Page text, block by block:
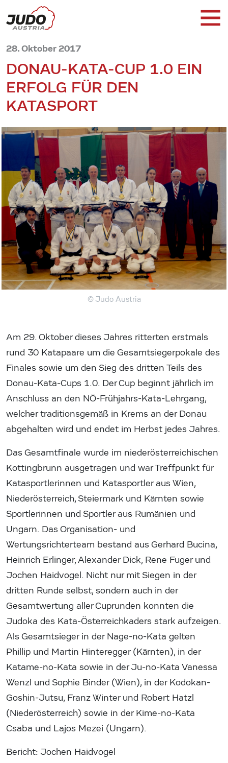
28. Oktober 2017
DONAU-KATA-CUP 1.0 EIN
ERFOLG FÜR DEN
KATASPORT
© Judo Austria
Am 29. Oktober dieses Jahres ritterten erstmals
rund 30 Katapaare um die Gesamtsiegerpokale des
Finales sowie um den Sieg des dritten Teils des
Donau-Kata-Cups 1.0. Der Cup beginnt jährlich im
Anschluss an den NÖ-Frühjahrs-Kata-Lehrgang,
welcher traditionsgemäß in Krems an der Donau
abgehalten wird und endet im Herbst jedes Jahres.
Das Gesamtfinale wurde im niederösterreichischen
Kottingbrunn ausgetragen und war Treffpunkt für
Katasportlerinnen und Katasportler aus Wien,
Niederösterreich, Steiermark und Kärnten sowie
Sportlerinnen und Sportler aus Rumänien und
Ungarn. Das Organisation- und
Wertungsrichterteam bestand aus Gerhard Bucina,
Heinrich Erlinger, Alexander Dick, Rene Fuger und
Jochen Haidvogel. Nicht nur mit Siegen in der
dritten Runde selbst, sondern auch in der
Gesamtwertung aller Cuprunden konnten die
Judoka des Kata-Österreichkaders stark aufzeigen.
Als Gesamtsieger in der Nage-no-Kata gelten
Phillip und Martin Hinteregger (Kärnten), in der
Katame-no-Kata sowie in der Ju-no-Kata Vanessa
Wenzl und Sophie Binder (Wien), in der Kodokan-
Goshin-Jutsu, Franz Winter und Robert Hatzl
(Niederösterreich) sowie in der Kime-no-Kata
Csaba und Lajos Mezei (Ungarn).
Bericht: Jochen Haidvogel